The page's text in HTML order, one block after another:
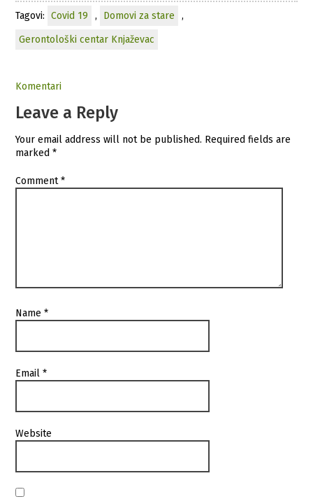
Tagovi: Covid 19 , Domovi za stare
,
Gerontološki centar Knjaževac
Komentari
Leave a Reply
Your email address will not be published. Required fields are
marked*
Comment*
Name*
Email*
Website